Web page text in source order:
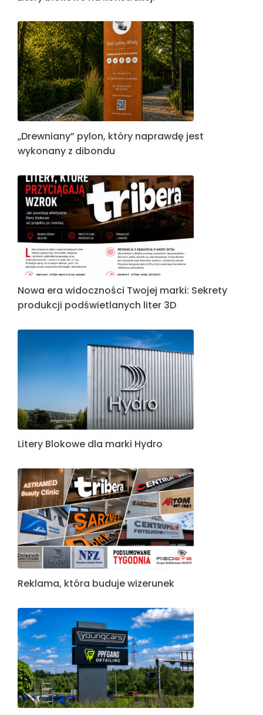
„Drewniany” pylon, który naprawdę jest
wykonany z dibondu
Nowa era widoczności Twojej marki: Sekrety
produkcji podświetlanych liter 3D
Litery Blokowe dla marki Hydro
Reklama, która buduje wizerunek